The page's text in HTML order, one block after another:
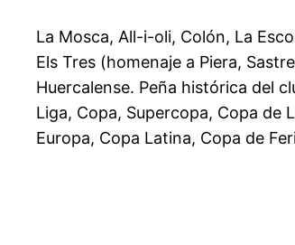
La Mosca, All-i-oli, Colón, La
Els Tres (homenaje a Piera,
Huercalense. Peña histórica del
Liga, Copa, Supercopa, Copa de
Europa, Copa Latina, Copa de